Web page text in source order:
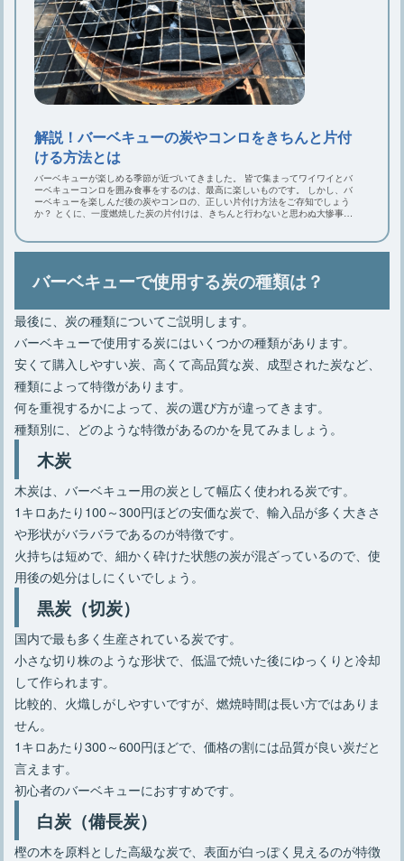
解説！バーベキューの炭やコンロをきちんと片付
ける方法とは
バーベキューが楽しめる季節が近づいてきました。 皆で集まってワイワイとバ
ーベキューコンロを囲み食事をするのは、最高に楽しいものです。 しかし、バ
ーベキューを楽しんだ後の炭やコンロの、正しい片付け方法をご存知でしょう
か？ とくに、一度燃焼した炭の片付けは、きちんと行わないと思わぬ大惨事に
バーベキューで使用する炭の種類は？
最後に、炭の種類についてご説明します。
バーベキューで使用する炭にはいくつかの種類があります。
安くて購入しやすい炭、高くて高品質な炭、成型された炭など、
種類によって特徴があります。
何を重視するかによって、炭の選び方が違ってきます。
種類別に、どのような特徴があるのかを見てみましょう。
木炭
木炭は、バーベキュー用の炭として幅広く使われる炭です。
1キロあたり100～300円ほどの安価な炭で、輸入品が多く大きさ
や形状がバラバラであるのが特徴です。
火持ちは短めで、細かく砕けた状態の炭が混ざっているので、使
用後の処分はしにくいでしょう。
黒炭（切炭）
国内で最も多く生産されている炭です。
小さな切り株のような形状で、低温で焼いた後にゆっくりと冷却
して作られます。
比較的、火熾しがしやすいですが、燃焼時間は長い方ではありま
せん。
1キロあたり300～600円ほどで、価格の割には品質が良い炭だと
言えます。
初心者のバーベキューにおすすめです。
白炭（備長炭）
樫の木を原料とした高級な炭で、表面が白っぽく見えるのが特徴